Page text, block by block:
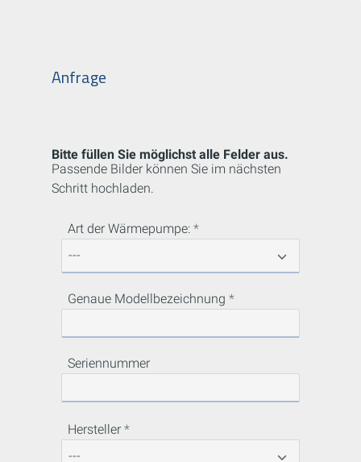
Anfrage
Bitte füllen Sie möglichst alle Felder aus.
Passende Bilder können Sie im nächsten
Schritt hochladen.
Art der Wärmepumpe:
Genaue Modellbezeichnung
Seriennummer
Hersteller